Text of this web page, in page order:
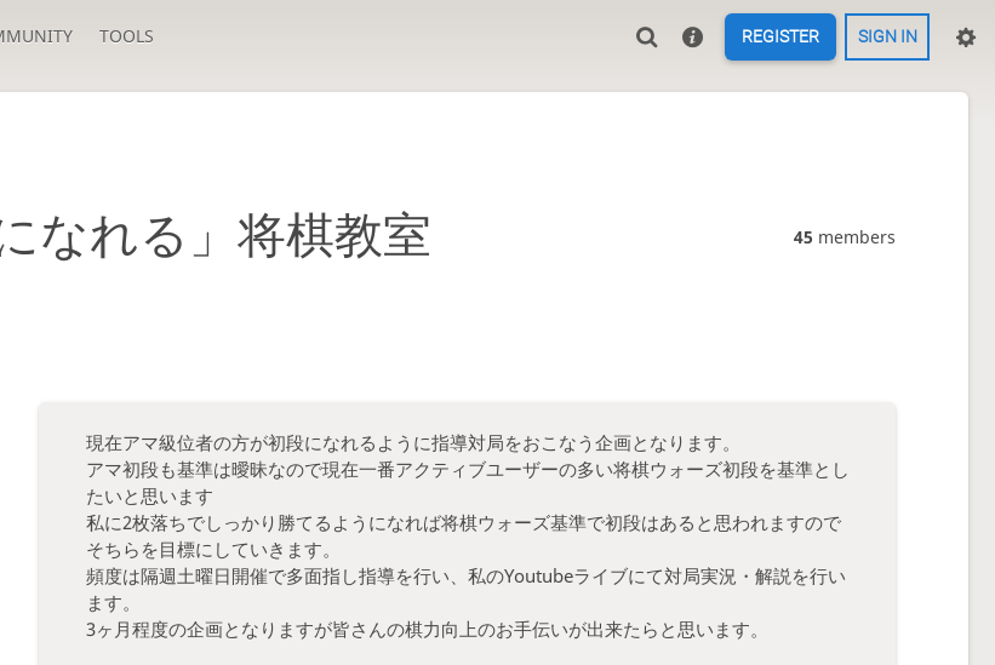
TOOLS REGISTER SIGN IN
なれる」将棋教室 45 members
現在アマ級位者の方が初段になれるように指導対局をおこなう企画となります。
アマ初段も基準は曖昧なので現在一番アクティブユーザーの多い将棋ウォーズ初段を基準とし
たいと思います
私に2枚落ちでしっかり勝てるようになれば将棋ウォーズ基準で初段はあると思われますので
そちらを目標にしていきます。
頻度は隔週土曜日開催で多面指し指導を行い、私のYoutubeライブにて対局実況・解説を行い
ます。
3ヶ月程度の企画となりますが皆さんの棋力向上のお手伝いが出来たらと思います。